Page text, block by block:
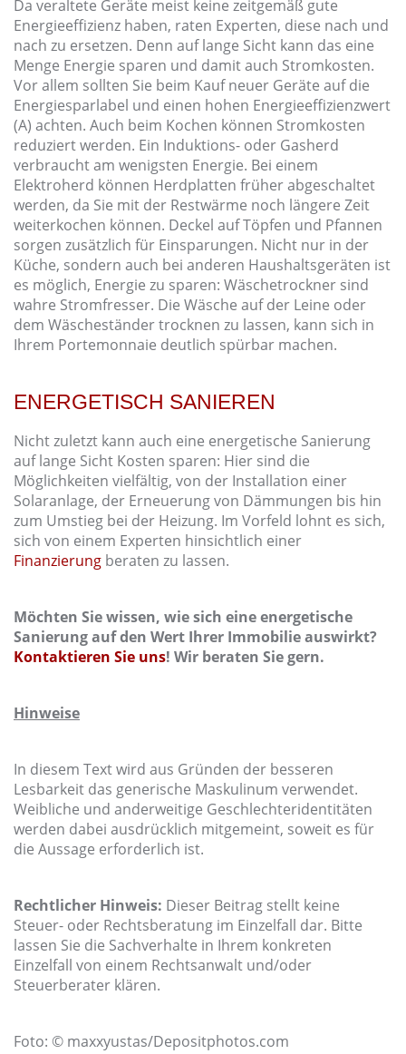
Da veraltete Geräte meist keine zeitgemäß gute
Energieeffizienz haben, raten Experten, diese nach und
nach zu ersetzen. Denn auf lange Sicht kann das eine
Menge Energie sparen und damit auch Stromkosten.
Vor allem sollten Sie beim Kauf neuer Geräte auf die
Energiesparlabel und einen hohen Energieeffizienzwert
(A) achten. Auch beim Kochen können Stromkosten
reduziert werden. Ein Induktions- oder Gasherd
verbraucht am wenigsten Energie. Bei einem
Elektroherd können Herdplatten früher abgeschaltet
werden, da Sie mit der Restwärme noch längere Zeit
weiterkochen können. Deckel auf Töpfen und Pfannen
sorgen zusätzlich für Einsparungen. Nicht nur in der
Küche, sondern auch bei anderen Haushaltsgeräten ist
es möglich, Energie zu sparen: Wäschetrockner sind
wahre Stromfresser. Die Wäsche auf der Leine oder
dem Wäscheständer trocknen zu lassen, kann sich in
Ihrem Portemonnaie deutlich spürbar machen.
ENERGETISCH SANIEREN
Nicht zuletzt kann auch eine energetische Sanierung
auf lange Sicht Kosten sparen: Hier sind die
Möglichkeiten vielfältig, von der Installation einer
Solaranlage, der Erneuerung von Dämmungen bis hin
zum Umstieg bei der Heizung. Im Vorfeld lohnt es sich,
sich von einem Experten hinsichtlich einer
Finanzierung beraten zu lassen.
Möchten Sie wissen, wie sich eine energetische
Sanierung auf den Wert Ihrer Immobilie auswirkt?
Kontaktieren Sie uns! Wir beraten Sie gern.
Hinweise
In diesem Text wird aus Gründen der besseren
Lesbarkeit das generische Maskulinum verwendet.
Weibliche und anderweitige Geschlechteridentitäten
werden dabei ausdrücklich mitgemeint, soweit es für
die Aussage erforderlich ist.
Rechtlicher Hinweis: Dieser Beitrag stellt keine
Steuer- oder Rechtsberatung im Einzelfall dar. Bitte
lassen Sie die Sachverhalte in Ihrem konkreten
Einzelfall von einem Rechtsanwalt und/oder
Steuerberater klären.
Foto: © maxxyustas/Depositphotos.com